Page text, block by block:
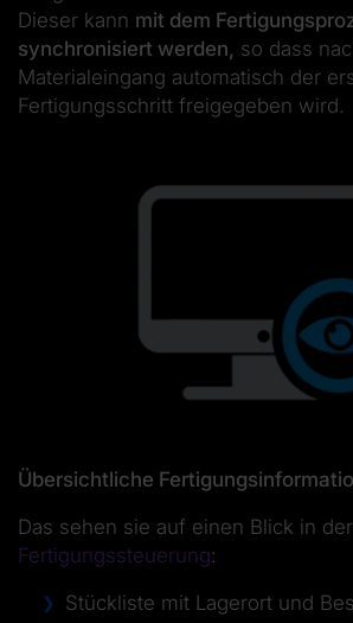
Dieser kann mit dem
synchronisiert werden, so dass
Materialeingang automatisch der
Fertigungsschritt freigegeben wird.
Übersichtliche
Das sehen sie auf einen Blick in
Fertigungssteuerung:
Stückliste mit Lagerort und